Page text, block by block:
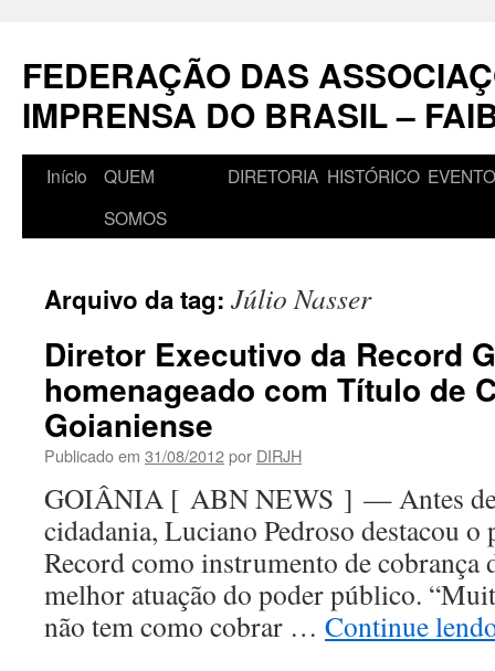
conteúdo
FEDERAÇÃO DAS
IMPRENSA DO BRASIL –
Início
QUEM
SOMOS
DIRETORIA HISTÓRICO
Arquivo da tag: Júlio Nasser
Diretor Executivo da Record
homenageado com Título de
Goianiense
Publicado em 31/08/2012por DIRJH
GOIÂNIA [ ABN NEWS ] — Antes de
cidadania, Luciano Pedroso destacou
Record como instrumento de cobrança
melhor atuação do poder público.
não tem como cobrar … Continue